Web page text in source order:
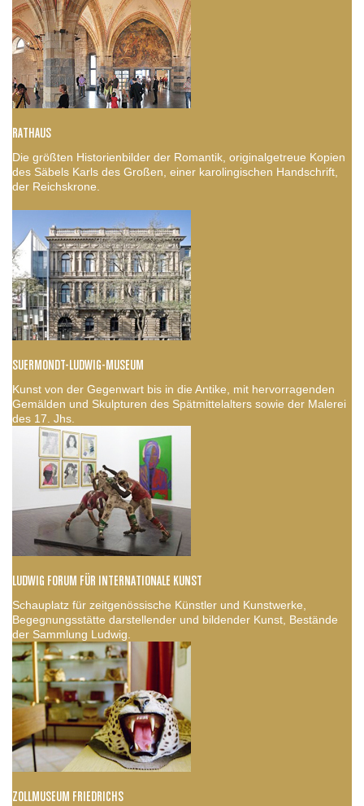
RATHAUS
Die größten Historienbilder der Romantik, originalgetreue Kopien
des Säbels Karls des Großen, einer karolingischen Handschrift,
der Reichskrone.
SUERMONDT-LUDWIG-MUSEUM
Kunst von der Gegenwart bis in die Antike, mit hervorragenden
Gemälden und Skulpturen des Spätmittelalters sowie der Malerei
des 17. Jhs.
LUDWIG FORUM FÜR INTERNATIONALE KUNST
Schauplatz für zeitgenössische Künstler und Kunstwerke,
Begegnungsstätte darstellender und bildender Kunst, Bestände
der Sammlung Ludwig.
ZOLLMUSEUM FRIEDRICHS